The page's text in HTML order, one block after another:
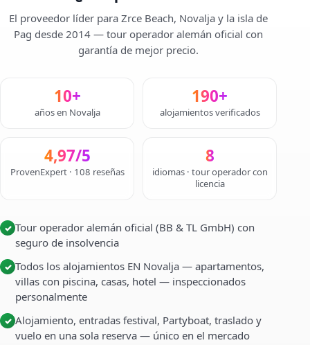
El proveedor líder para Zrce Beach, Novalja y la isla de
Pag desde 2014 — tour operador alemán oficial con
garantía de mejor precio.
10+
años en Novalja
190+
alojamientos verificados
4,97/5
ProvenExpert · 108 reseñas
8
idiomas · tour operador con
licencia
✓ Tour operador alemán oficial (BB & TL GmbH) con
seguro de insolvencia
✓ Todos los alojamientos EN Novalja — apartamentos,
villas con piscina, casas, hotel — inspeccionados
personalmente
✓ Alojamiento, entradas festival, Partyboat, traslado y
vuelo en una sola reserva — único en el mercado